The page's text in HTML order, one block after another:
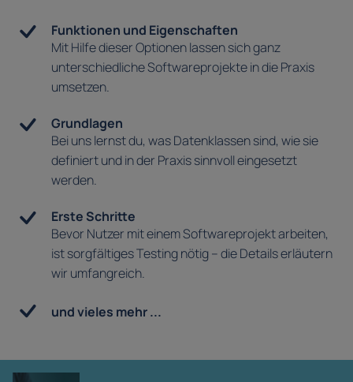
Funktionen und Eigenschaften
Mit Hilfe dieser Optionen lassen sich ganz
unterschiedliche Softwareprojekte in die Praxis
umsetzen.
Grundlagen
Bei uns lernst du, was Datenklassen sind, wie sie
definiert und in der Praxis sinnvoll eingesetzt
werden.
Erste Schritte
Bevor Nutzer mit einem Softwareprojekt arbeiten,
ist sorgfältiges Testing nötig – die Details erläutern
wir umfangreich.
und vieles mehr ...